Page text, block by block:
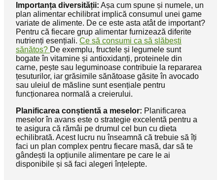
Importanța diversității: Așa cum spune și numele, un
plan alimentar echilibrat implică consumul unei game
variate de alimente. De ce este asta atât de important?
Pentru că fiecare grup alimentar furnizează diferite
nutrienți esențiali. Ce să consumi ca să slăbești
sănătos? De exemplu, fructele și legumele sunt
bogate în vitamine și antioxidanți, proteinele din
carne, pește sau leguminoase contribuie la repararea
țesuturilor, iar grăsimile sănătoase găsite în avocado
sau uleiul de măsline sunt esențiale pentru
funcționarea normală a creierului.
Planificarea conștientă a meselor: Planificarea
meselor în avans este o strategie excelentă pentru a
te asigura că rămâi pe drumul cel bun cu dieta
echilibrată. Acest lucru nu înseamnă că trebuie să îți
faci un plan complex pentru fiecare masă, dar să te
gândești la opțiunile alimentare pe care le ai
disponibile și să faci alegeri înțelepte.